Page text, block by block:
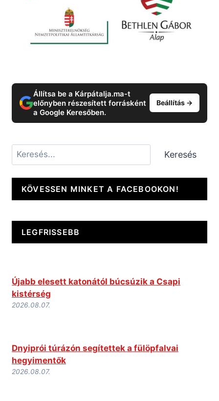
Állítsa be a Kárpátalja.ma-t
előnyben részesített forrásként
a Google Keresőben.
Beállítás →
Keresés Keresés
KÖVESSEN MINKET A FACEBOOKON!
LEGFRISSEBB
Újabb elesett katonától búcsúzik a Csapi
kistérség
2026.08.07.
Dnyiprói túrázón segítettek a fülöpfalvai
hegyimentők
2026.08.07.